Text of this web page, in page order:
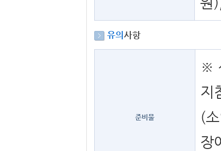
유의 사항
준비물
※
지
(
장